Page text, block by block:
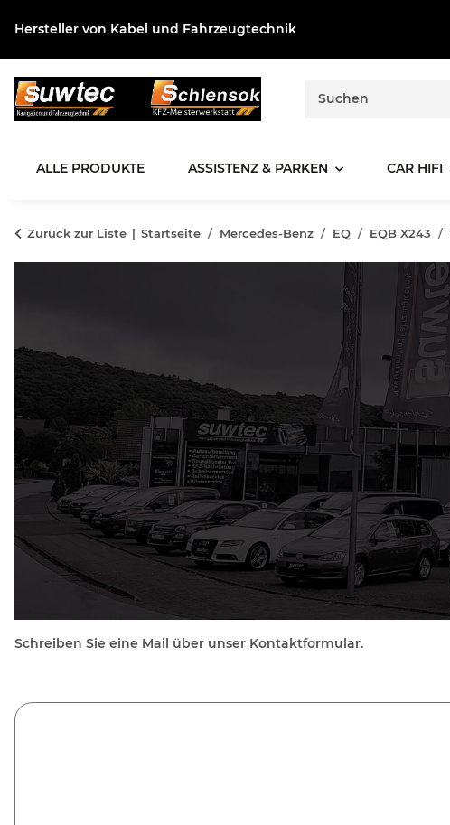
Hersteller von Kabel und Fahrzeugtechnik
ALLE PRODUKTE ASSISTENZ & PARKEN CAR HIFI
Zurück zur Liste Startseite Mercedes-Benz EQ EQB X243
Schreiben Sie eine Mail über unser Kontaktformular.